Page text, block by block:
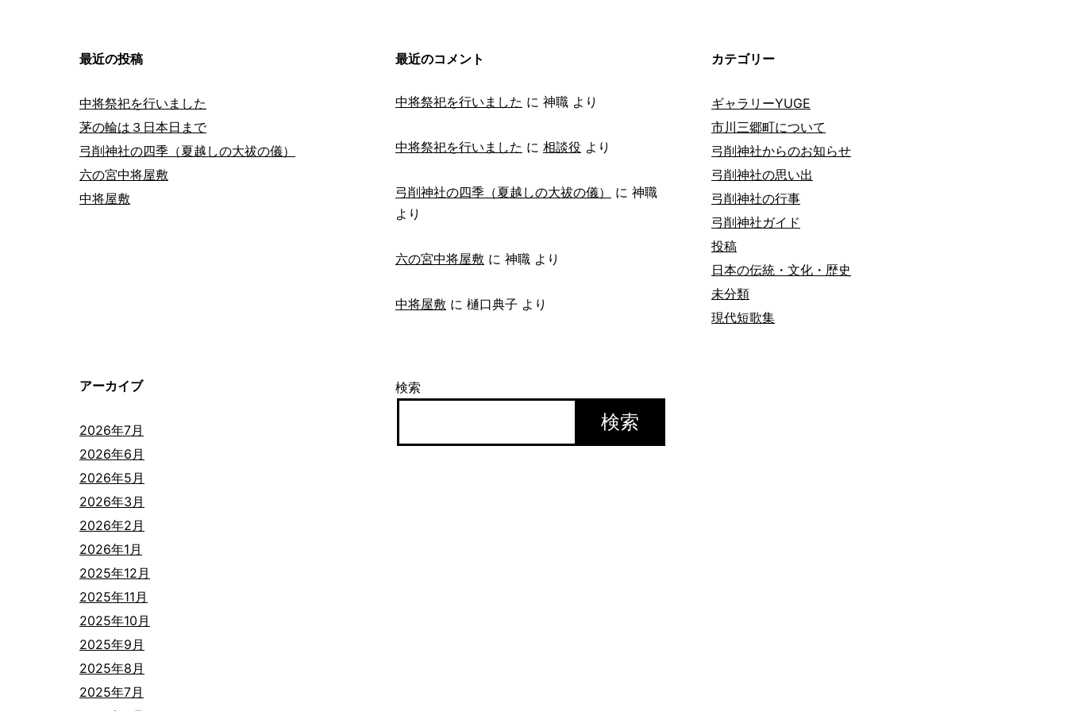
ジ
送
り
最近の投稿
中将祭祀を行いました
茅の輪は３日本日まで
弓削神社の四季（夏越しの大祓の儀）
六の宮中将屋敷
中将屋敷
最近のコメント
中将祭祀を行いました に 神職 より
中将祭祀を行いました に 相談役 より
弓削神社の四季（夏越しの大祓の儀） に 神職
より
六の宮中将屋敷 に 神職 より
中将屋敷 に 樋口典子 より
カテゴリー
ギャラリーYUGE
市川三郷町について
弓削神社からのお知らせ
弓削神社の思い出
弓削神社の行事
弓削神社ガイド
投稿
日本の伝統・文化・歴史
未分類
現代短歌集
アーカイブ
2026年7月
2026年6月
2026年5月
2026年3月
2026年2月
2026年1月
2025年12月
2025年11月
2025年10月
2025年9月
2025年8月
2025年7月
検索
検索